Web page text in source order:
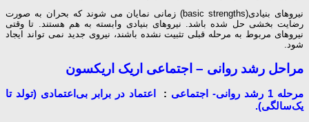
نیروهای بنیادی(basic strengths) زمانی نمایان می شوند که بحران به صورت
رضایت بخشی حل شده باشد. نیروهای بنیادی وابسته به هم هستند. تا وقتی
نیروهای مربوط به مرحله قبلی تثبیت نشده باشند، نیروی جدید نمی تواند ایجاد
شود.
مراحل رشد روانی – اجتماعی اریک اریکسون
مرحله 1 رشد روانی- اجتماعی :
اعتماد در برابر بی‌اعتمادی (تولد تا
یک‌سالگی).